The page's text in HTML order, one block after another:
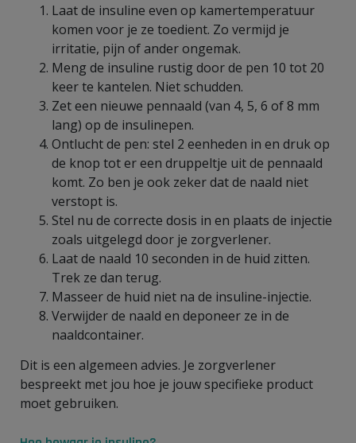
Laat de insuline even op kamertemperatuur
komen voor je ze toedient. Zo vermijd je
irritatie, pijn of ander ongemak.
Meng de insuline rustig door de pen 10 tot 20
keer te kantelen. Niet schudden.
Zet een nieuwe pennaald (van 4, 5, 6 of 8 mm
lang) op de insulinepen.
Ontlucht de pen: stel 2 eenheden in en druk op
de knop tot er een druppeltje uit de pennaald
komt. Zo ben je ook zeker dat de naald niet
verstopt is.
Stel nu de correcte dosis in en plaats de injectie
zoals uitgelegd door je zorgverlener.
Laat de naald 10 seconden in de huid zitten.
Trek ze dan terug.
Masseer de huid niet na de insuline-injectie.
Verwijder de naald en deponeer ze in de
naaldcontainer.
Dit is een algemeen advies. Je zorgverlener
bespreekt met jou hoe je jouw specifieke product
moet gebruiken.